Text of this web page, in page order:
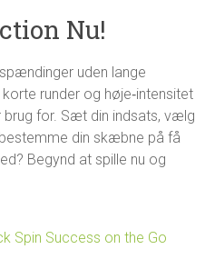
Nu!
uden lange
runder og høje‑intensitet
for. Sæt din indsats, vælg
din skæbne på få
Begynd at spille nu og
Spin Success on the Go